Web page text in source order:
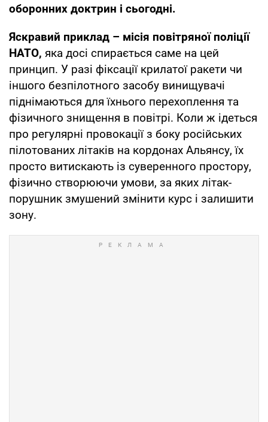
оборонних доктрин і сьогодні.
Яскравий приклад – місія повітряної поліції
НАТО, яка досі спирається саме на цей
принцип. У разі фіксації крилатої ракети чи
іншого безпілотного засобу винищувачі
піднімаються для їхнього перехоплення та
фізичного знищення в повітрі. Коли ж ідеться
про регулярні провокації з боку російських
пілотованих літаків на кордонах Альянсу, їх
просто витискають із суверенного простору,
фізично створюючи умови, за яких літак-
порушник змушений змінити курс і залишити
зону.